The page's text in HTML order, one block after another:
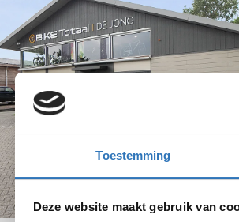
Toestemming
Deze website maakt gebruik van